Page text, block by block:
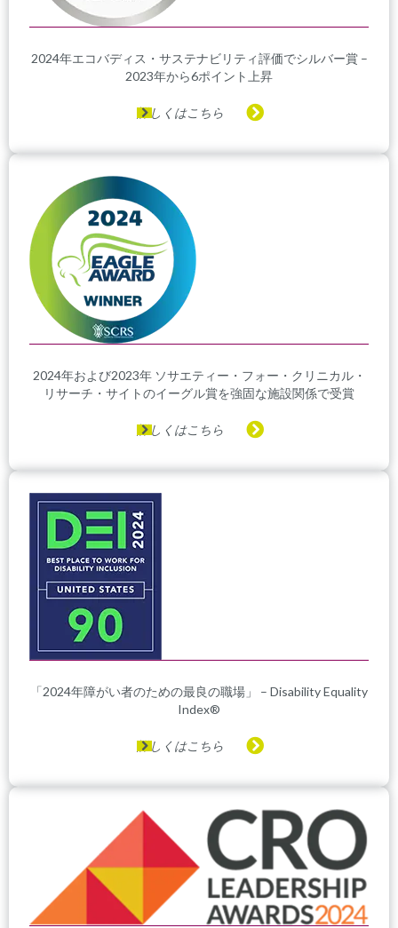
2024年エコバディス・サステナビリティ評価でシルバー賞 –
2023年から6ポイント上昇
詳しくはこちら
2024年および2023年 ソサエティー・フォー・クリニカル・
リサーチ・サイトのイーグル賞を強固な施設関係で受賞
詳しくはこちら
「2024年障がい者のための最良の職場」 – Disability Equality
Index®
詳しくはこちら